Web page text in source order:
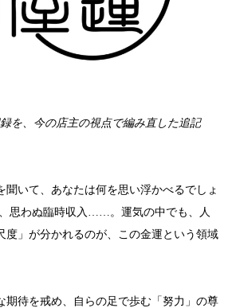
を、今の店主の視点で編み直した追記
聞いて、あなたは何を思い浮かべるでしょ
思わぬ臨時収入……。運気の中でも、人
度」が分かれるのが、この金運という領域
期待を戒め、自らの足で歩む「努力」の尊